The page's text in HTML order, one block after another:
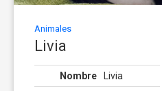
Animales
Livia
Nombre
Livia